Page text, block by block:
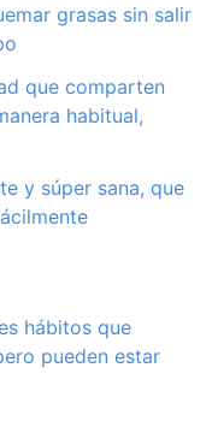
grasas sin salir
que comparten
habitual,
y súper sana, que
hábitos que
pueden estar